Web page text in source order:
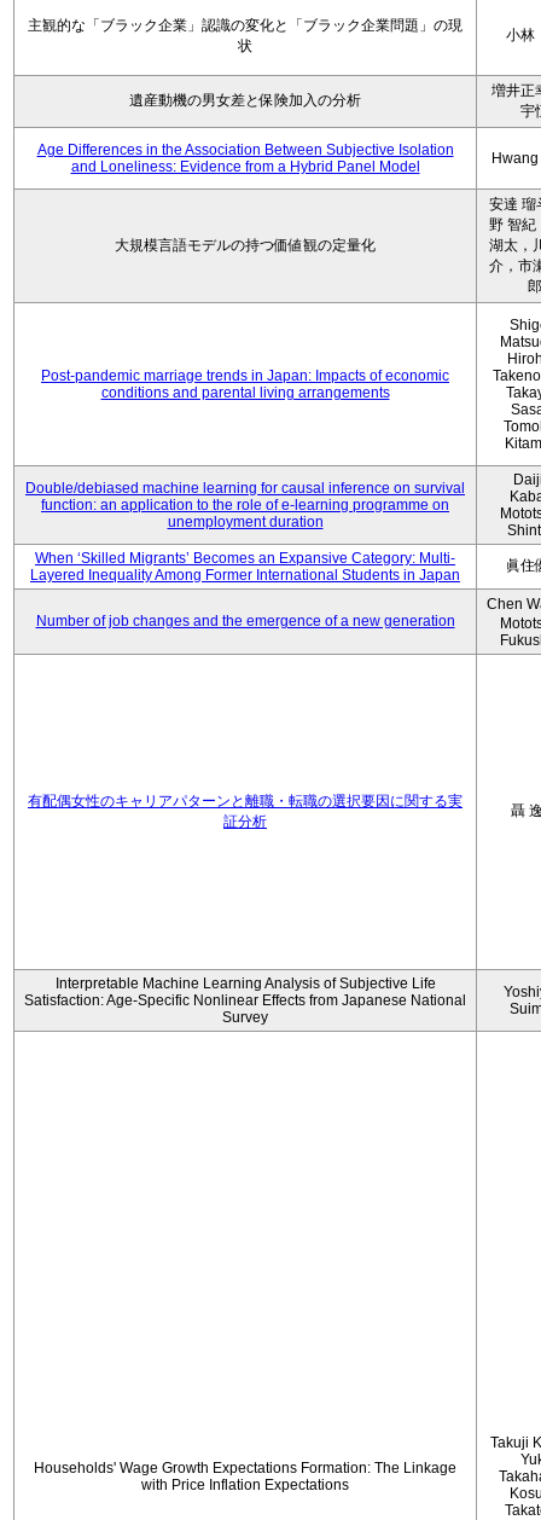
主観的な「ブラック企業」認識の変化と「ブラック企業問題」の現
状
小
遺産動機の男女差と保険加入の分析
増井正
宇
Age Differences in the Association Between Subjective Isolation
and Loneliness: Evidence from a Hybrid Panel Model
大規模言語モデルの持つ価値観の定量化
安達 瑠
野 智紀
湖太，
介，市
郎
Post-pandemic marriage trends in Japan: Impacts of economic
conditions and parental living arrangements
Double/debiased machine learning for causal inference on survival
function: an application to the role of e-learning programme on
unemployment duration
When ‘Skilled Migrants’ Becomes an Expansive Category: Multi-
Layered Inequality Among Former International Students in Japan
眞住
Number of job changes and the emergence of a new generation
Chen
有配偶女性のキャリアパターンと離職・転職の選択要因に関する実
証分析
聶
Interpretable Machine Learning Analysis of Subjective Life
Satisfaction: Age-Specific Nonlinear Effects from Japanese National
Survey
Households' Wage Growth Expectations Formation: The Linkage
with Price Inflation Expectations
Takuji